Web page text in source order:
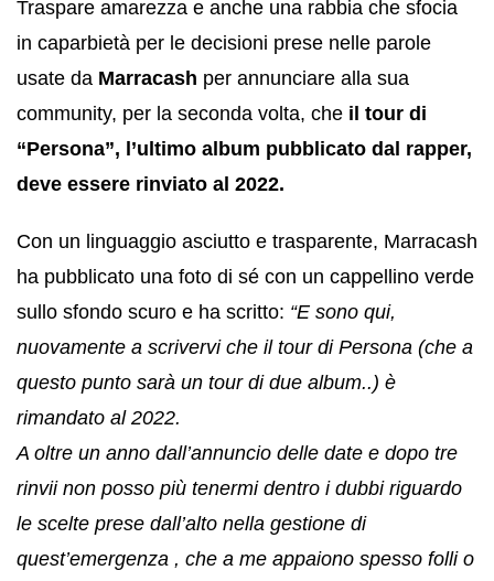
Traspare amarezza e anche una rabbia che sfocia
in caparbietà per le decisioni prese nelle parole
usate da Marracash per annunciare alla sua
community, per la seconda volta, che il tour di
“Persona”, l’ultimo album pubblicato dal rapper,
deve essere rinviato al 2022.
Con un linguaggio asciutto e trasparente, Marracash
ha pubblicato una foto di sé con un cappellino verde
sullo sfondo scuro e ha scritto: “E sono qui,
nuovamente a scrivervi che il tour di Persona (che a
questo punto sarà un tour di due album..) è
rimandato al 2022.
A oltre un anno dall’annuncio delle date e dopo tre
rinvii non posso più tenermi dentro i dubbi riguardo
le scelte prese dall’alto nella gestione di
quest’emergenza , che a me appaiono spesso folli o